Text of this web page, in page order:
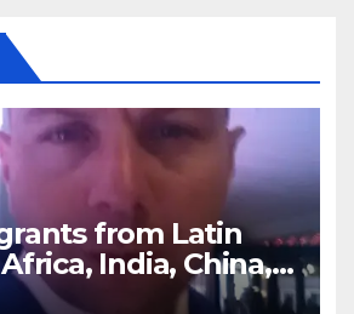
from Latin
India, China,
read this article